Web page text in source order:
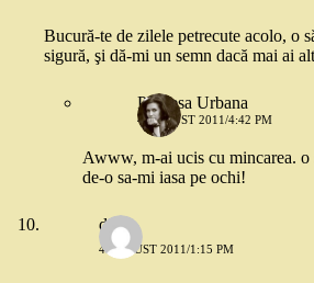
Bucură-te de zilele petrecute acolo, o
sigură, şi dă-mi un semn dacă mai ai
Printesa Urbana
4 AUGUST 2011/4:42 PM
Awww, m-ai ucis cu mincarea. o
de-o sa-mi iasa pe ochi!
diana
4 AUGUST 2011/1:15 PM